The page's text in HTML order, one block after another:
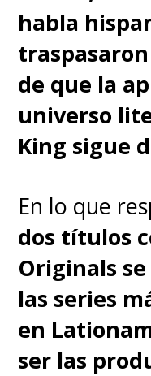
a los
varios
Rick and
— Adult Swim Latam
Ya pueden
habla
de que la
universo
King sigue
En lo que
dos títulos
Originals
las series
en
ser las